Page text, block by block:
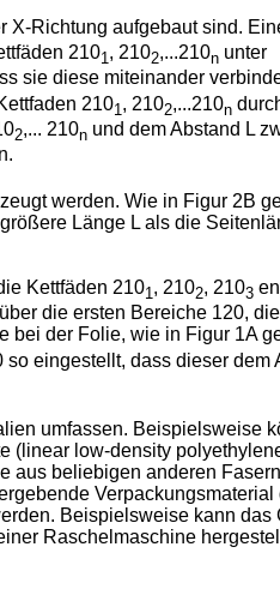
X-Richtung aufgebaut sind.
2101, 2102,...210n unter
sie diese miteinander
2101 , 2102,...210n
2,... 210n und dem Abstand L
werden. Wie in Figur 2B
Länge L als die
Kettfäden 2101, 2102, 2103
die ersten Bereiche 120,
bei der Folie, wie in Figur 1A
eingestellt, dass dieser dem
umfassen. Beispielsweise
(linear low-density
aus beliebigen anderen
Verpackungsmaterial
Beispielsweise kann das
Raschelmaschine